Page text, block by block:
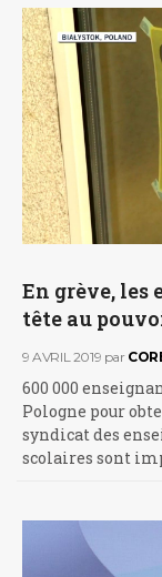
En grève,
tête au
9 AVRIL 2019 par
600 000
Pologne pour
syndicat des
scolaires sont